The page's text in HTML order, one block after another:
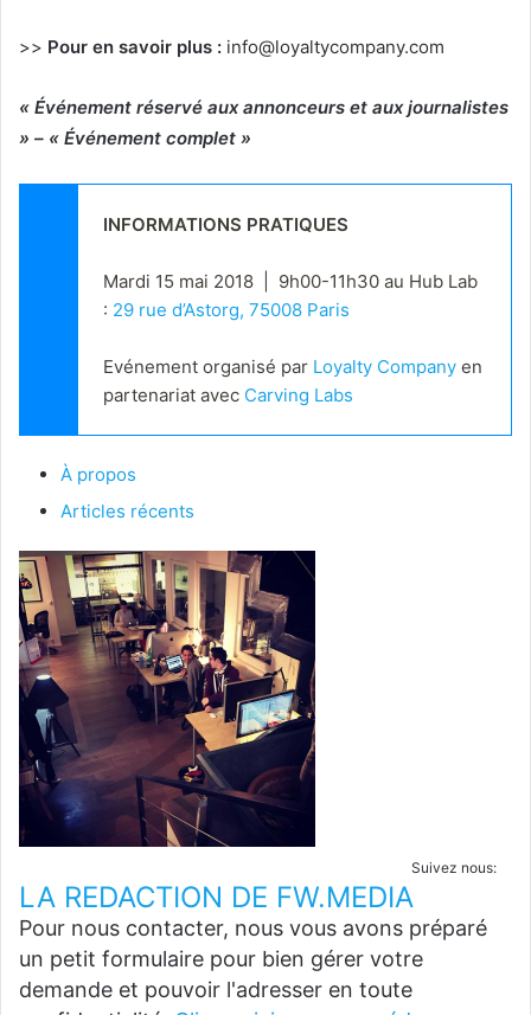
>> Pour en savoir plus : info@loyaltycompany.com
« Événement réservé aux annonceurs et aux journalistes
» – « Événement complet »
INFORMATIONS PRATIQUES
Mardi 15 mai 2018  |  9h00-11h30 au Hub Lab
: 29 rue d’Astorg, 75008 Paris
Evénement organisé par Loyalty Company en
partenariat avec Carving Labs
À propos
Articles récents
Suivez nous:
LA REDACTION DE FW.MEDIA
Pour nous contacter, nous vous avons préparé
un petit formulaire pour bien gérer votre
demande et pouvoir l'adresser en toute